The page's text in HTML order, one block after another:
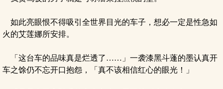
如此亮眼恨不得吸引全世界目光的车子，想必一定是性急如
火的艾莲娜所安排。
「这台车的品味真是烂透了……」一袭漆黑斗蓬的墨认真开
车之馀仍不忘开口抱怨，「真不该相信红心的眼光！」